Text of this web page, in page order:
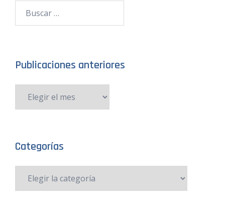
Publicaciones anteriores
Categorías